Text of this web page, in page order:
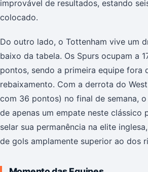
improvável de resultados, estando
colocado.
Do outro lado, o Tottenham vive um
baixo da tabela. Os Spurs ocupam a
pontos, sendo a primeira equipe fora
rebaixamento. Com a derrota do
com 36 pontos) no final de semana,
de apenas um empate neste clássico
selar sua permanência na elite
de gols amplamente superior ao dos